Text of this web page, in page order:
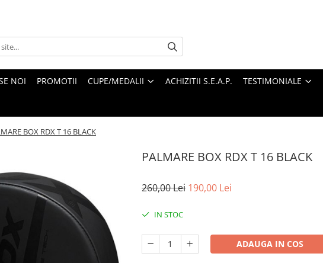
NOI PROMOTII CUPE/MEDALII ACHIZITII S.E.A.P. TESTIMONIALE
BOX RDX T 16 BLACK
PALMARE BOX RDX T 16 BLACK
260,00 Lei 190,00 Lei
IN STOC
ADAUGA IN COS